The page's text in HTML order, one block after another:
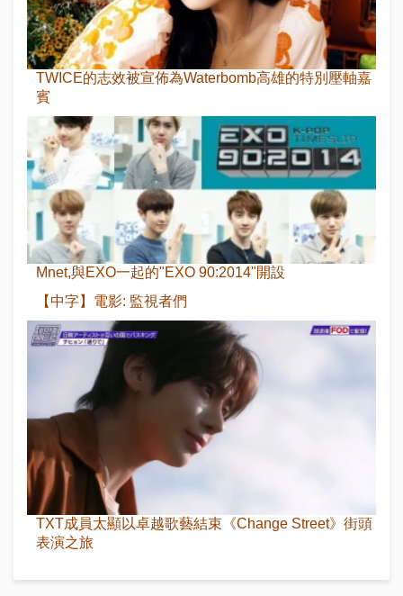
TWICE的志效被宣佈為Waterbomb高雄的特別壓軸嘉
賓
Mnet,與EXO一起的"EXO 90:2014"開設
【中字】電影: 監視者們
TXT成員太顯以卓越歌藝結束《Change Street》街頭
表演之旅